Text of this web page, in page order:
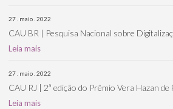
27 . maio . 2022
CAU BR | Pesquisa Nacional sobre
Leia mais
27 . maio . 2022
CAU RJ | 2ª edição do Prêmio Vera Hazan
Leia mais